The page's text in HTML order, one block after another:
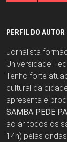
PERFIL DO AUTOR
Jornalista
Universidade
Tenho forte
cultural da
apresenta e
SAMBA PEDE
ao ar todos os
14h) pelas